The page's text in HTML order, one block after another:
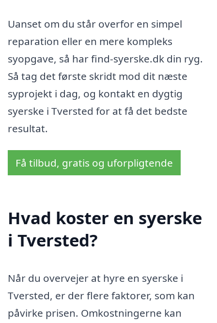
Uanset om du står overfor en simpel
reparation eller en mere kompleks
syopgave, så har find-syerske.dk din ryg.
Så tag det første skridt mod dit næste
syprojekt i dag, og kontakt en dygtig
syerske i Tversted for at få det bedste
resultat.
Få tilbud, gratis og uforpligtende
Hvad koster en syerske
i Tversted?
Når du overvejer at hyre en syerske i
Tversted, er der flere faktorer, som kan
påvirke prisen. Omkostningerne kan